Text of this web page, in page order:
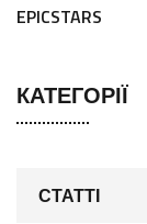
EPICSTARS
КАТЕГОРІЇ
СТАТТІ